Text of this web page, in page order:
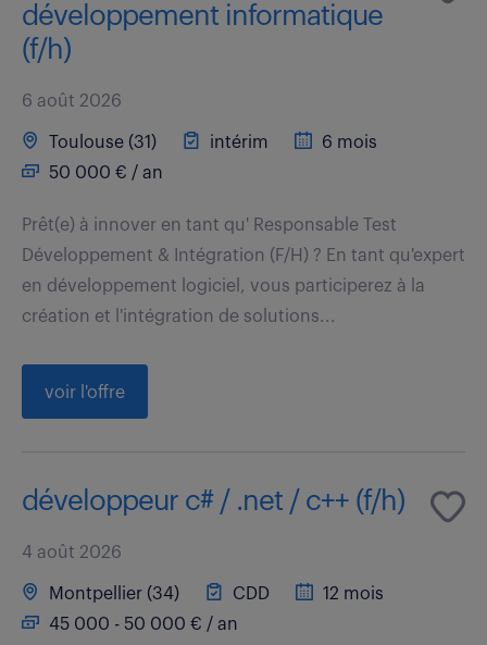
développement informatique
(f/h)
6 août 2026
Toulouse (31) intérim
6 mois
50 000 € / an
Prêt(e) à innover en tant qu' Responsable Test
Développement & Intégration (F/H) ? En tant qu'expert
en développement logiciel, vous participerez à la
création et l'intégration de solutions...
voir l'offre
développeur c# / .net / c++ (f/h)
4 août 2026
Montpellier (34) CDD
12 mois
45 000 - 50 000 € / an